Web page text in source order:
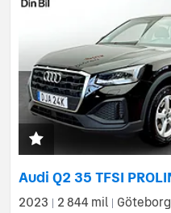
2023 2 844 mil Göteborg